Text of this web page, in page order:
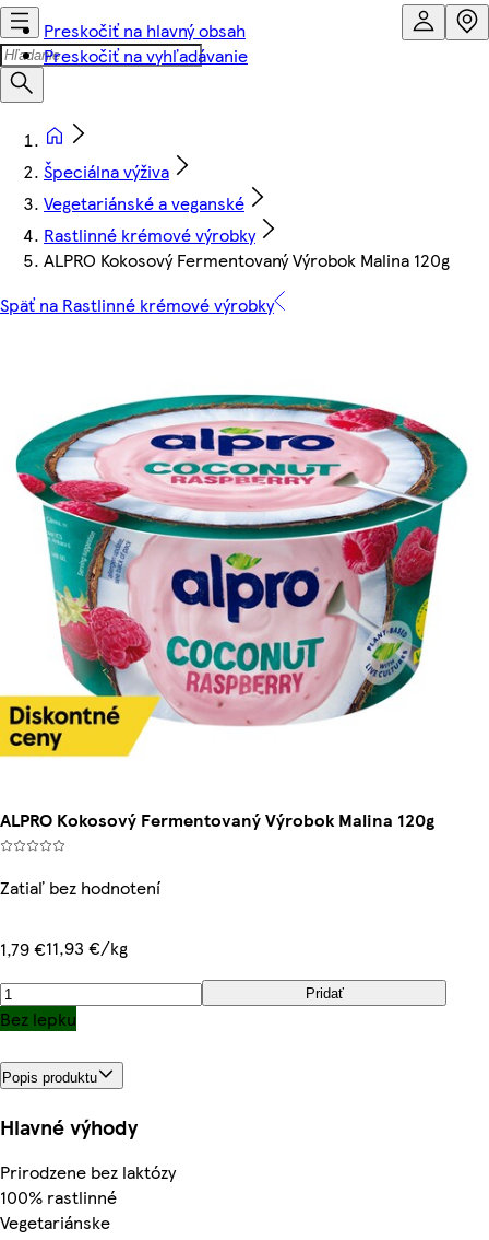
Preskočiť na hlavný obsah
Preskočiť na vyhľadávanie
Špeciálna výživa
Vegetariánské a veganské
Rastlinné krémové výrobky
ALPRO Kokosový Fermentovaný Výrobok Malina 120g
Späť na Rastlinné krémové výrobky
ALPRO Kokosový Fermentovaný Výrobok Malina 120g
Zatiaľ bez hodnotení
1,79 €11,93 €/kg
Pridať
Bez lepku
Popis produktu
Hlavné výhody
Prirodzene bez laktózy
100% rastlinné
Vegetariánske